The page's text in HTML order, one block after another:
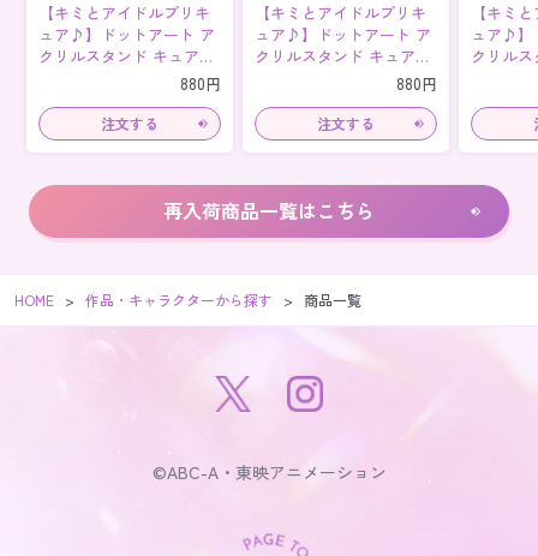
【キミとアイドルプリキ
ュア♪】ドットアート ア
クリルスタンド キュアア
880円
【キミとアイドルプリキ
ュア♪】ドットアート ア
クリルスタンド キュアウ
880円
【キミ
ュア♪】
クリル
再入荷商品一覧はこちら
HOME 作品・キャラクターから探す 商品一覧
©ABC-A・東映アニメーション